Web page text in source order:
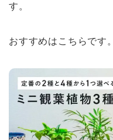
す。
おすすめはこちらです。